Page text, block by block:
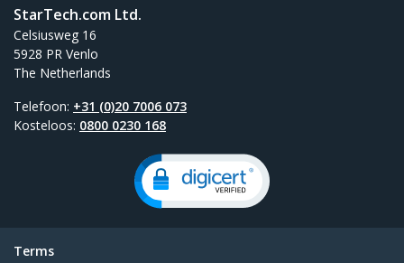
StarTech.com Ltd.
Celsiusweg 16
5928 PR Venlo
The Netherlands
Telefoon: +31 (0)20 7006 073
Kosteloos: 0800 0230 168
Terms